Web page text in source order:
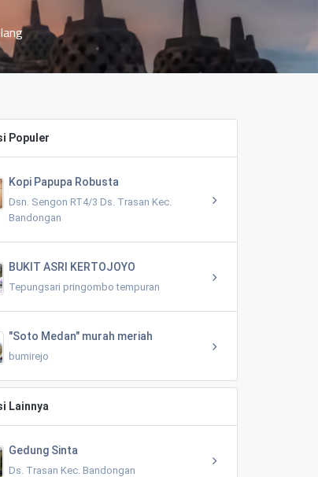
Populer
Kopi Papupa Robusta
Dsn. Sengon RT4/3 Ds. Trasan Kec.
Bandongan
BUKIT ASRI KERTOJOYO
Tepungsari pringombo tempuran
"Soto Medan" murah meriah
bumirejo
Lainnya
Gedung Sinta
Ds. Trasan Kec. Bandongan